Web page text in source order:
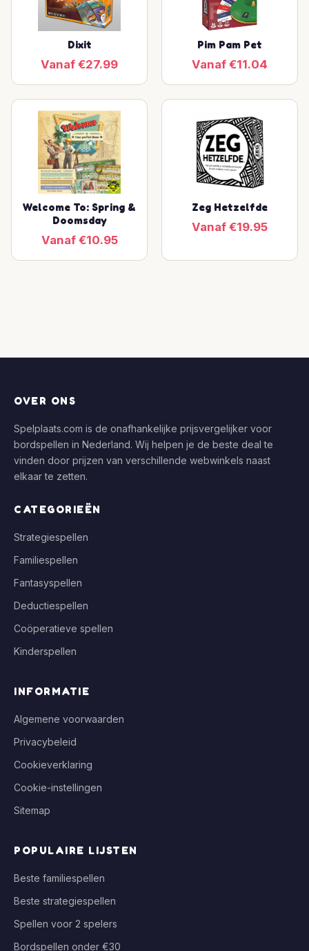
Dixit
Vanaf €27.99
Pim Pam Pet
Vanaf €11.04
Welcome To: Spring &
Doomsday
Vanaf €10.95
Zeg Hetzelfde
Vanaf €19.95
OVER ONS
Spelplaats.com is de onafhankelijke prijsvergelijker voor
bordspellen in Nederland. Wij helpen je de beste deal te
vinden door prijzen van verschillende webwinkels naast
elkaar te zetten.
CATEGORIEËN
Strategiespellen
Familiespellen
Fantasyspellen
Deductiespellen
Coöperatieve spellen
Kinderspellen
INFORMATIE
Algemene voorwaarden
Privacybeleid
Cookieverklaring
Cookie-instellingen
Sitemap
POPULAIRE LIJSTEN
Beste familiespellen
Beste strategiespellen
Spellen voor 2 spelers
Bordspellen onder €30